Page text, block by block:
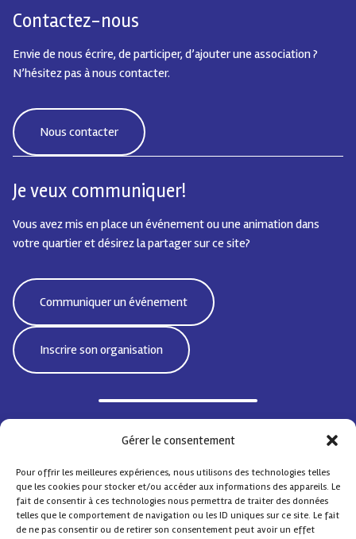
Gérer le consentement
Pour offrir les meilleures expériences, nous utilisons des technologies telles
que les cookies pour stocker et/ou accéder aux informations des appareils. Le
fait de consentir à ces technologies nous permettra de traiter des données
telles que le comportement de navigation ou les ID uniques sur ce site. Le fait
de ne pas consentir ou de retirer son consentement peut avoir un effet
Contactez-nous
Envie de nous écrire, de participer, d’ajouter une association ?
N’hésitez pas à nous contacter.
Nous contacter
Je veux communiquer!
Vous avez mis en place un événement ou une animation dans
votre quartier et désirez la partager sur ce site?
Communiquer un événement
Inscrire son organisation
Bd Emile Jacqmain 95 | 1000 Bruxelles - Belgique